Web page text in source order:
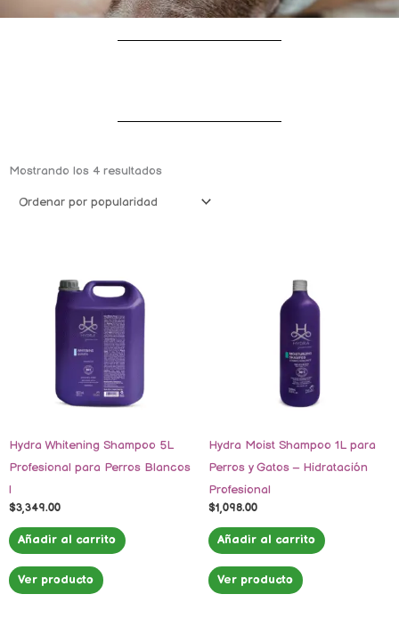
Mostrando los 4 resultadospor
Hydra Whitening Shampoo 5L
Profesional para Perros Blancos
|
$3,349.00
Añadir al carrito
Ver producto
Hydra Moist Shampoo 1L para
Perros y Gatos – Hidratación
Profesional
$1,098.00
Añadir al carrito
Ver producto